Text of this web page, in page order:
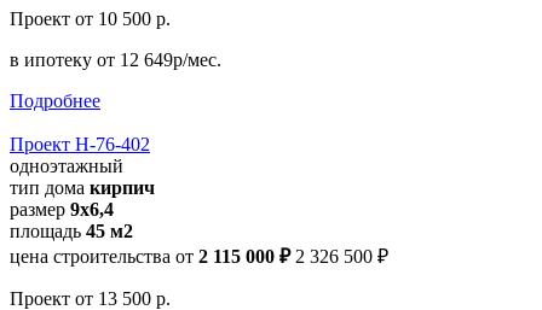
Проект от 10 500 р.
в ипотеку от 12 649р/мес.
Подробнее
Проект Н-76-402
одноэтажный
тип дома кирпич
размер 9х6,4
площадь 45 м2
цена строительства от 2 115 000 ₽ 2 326 500 ₽
Проект от 13 500 р.